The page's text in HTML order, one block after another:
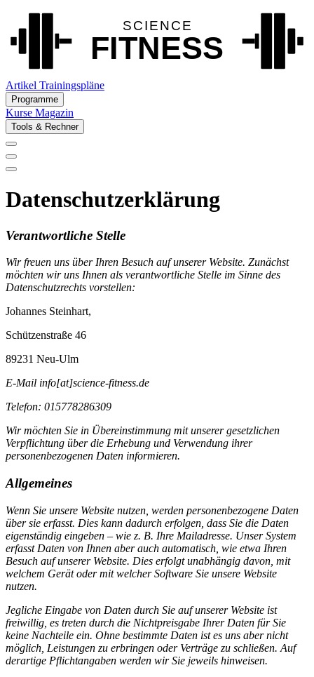
Artikel Trainingspläne
Programme
Kurse Magazin
Tools & Rechner
Datenschutzerklärung
Verantwortliche Stelle
Wir freuen uns über Ihren Besuch auf unserer Website. Zunächst
möchten wir uns Ihnen als verantwortliche Stelle im Sinne des
Datenschutzrechts vorstellen:
Johannes Steinhart,
Schützenstraße 46
89231 Neu-Ulm
E-Mail info[at]science-fitness.de
Telefon: 015778286309
Wir möchten Sie in Übereinstimmung mit unserer gesetzlichen
Verpflichtung über die Erhebung und Verwendung ihrer
personenbezogenen Daten informieren.
Allgemeines
Wenn Sie unsere Website nutzen, werden personenbezogene Daten
über sie erfasst. Dies kann dadurch erfolgen, dass Sie die Daten
eigenständig eingeben – wie z. B. Ihre Mailadresse. Unser System
erfasst Daten von Ihnen aber auch automatisch, wie etwa Ihren
Besuch auf unserer Website. Dies erfolgt unabhängig davon, mit
welchem Gerät oder mit welcher Software Sie unsere Website
nutzen.
Jegliche Eingabe von Daten durch Sie auf unserer Website ist
freiwillig, es treten durch die Nichtpreisgabe Ihrer Daten für Sie
keine Nachteile ein. Ohne bestimmte Daten ist es uns aber nicht
möglich, Leistungen zu erbringen oder Verträge zu schließen. Auf
derartige Pflichtangaben werden wir Sie jeweils hinweisen.